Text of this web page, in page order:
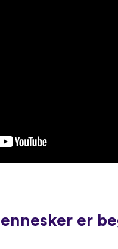
er